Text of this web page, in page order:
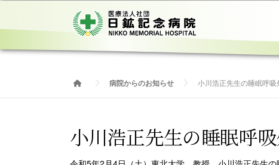
ン
病院からのお知らせ 小川浩正先生の睡眠呼吸
小川浩正先生の睡眠呼